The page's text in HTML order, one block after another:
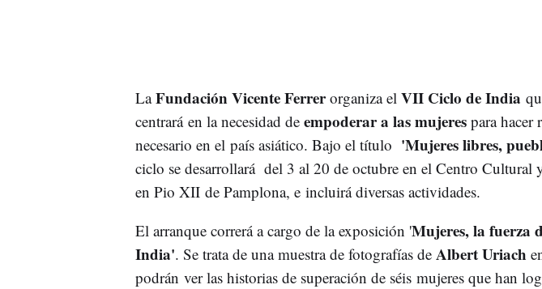
LaFundación Vicente Ferrerorganiza elVII Ciclo de India
centrará en la necesidad de empoderar a las mujeres para hacer
necesario en el país asiático. Bajo el título 'Mujeres libres,
ciclo se desarrollará del 3 al 20 de octubre en el Centro Cultural
en Pio XII de Pamplona, e incluirá diversas actividades.
El arranque correrá a cargo de la exposición 'Mujeres, la fuerza
India'. Se trata de una muestra de fotografías de Albert Uriach
podrán ver las historias de superación de séis mujeres que han